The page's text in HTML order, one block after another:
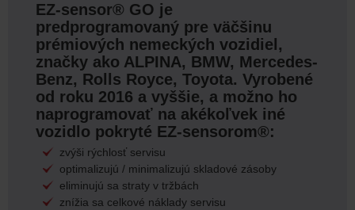
EZ-sensor® GO je
predprogramovaný pre väčšinu
prémiových nemeckých vozidiel,
značky ako ALPINA, BMW, Mercedes-
Benz, Rolls Royce, Toyota. Vyrobené
od roku 2016 a vyššie, a možno ho
naprogramovať na akékoľvek iné
vozidlo pokryté EZ-sensorom®:
zvýši rýchlosť servisu
optimalizujú / minimalizujú skladové zásoby
eliminujú sa straty v tržbách
znížia sa celkové náklady servisu